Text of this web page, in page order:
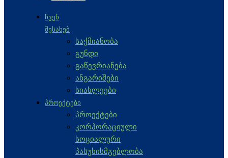
ᲩᲕᲔᲜ
ᲨᲔᲡᲐᲮᲔᲑ
საქმიანობა
გუნდი
გაწევრიანება
ანგარიშები
სიახლეები
ᲞᲠᲝᲔᲥᲢᲔᲑᲘ
პროექტები
კორპორაციული
სოციალური
პასუხისმგებლობა